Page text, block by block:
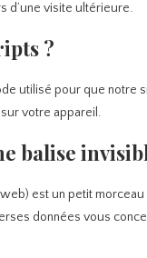
d’une visite ultérieure.
?
utilisé pour que
votre appareil.
balise
est un petit
données vous